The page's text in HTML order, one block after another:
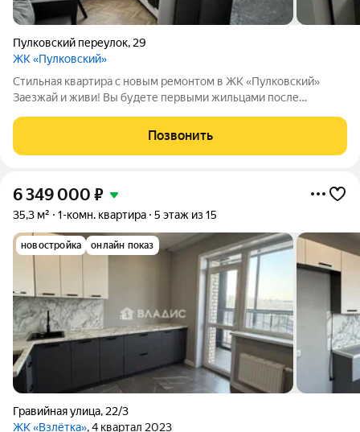
Пулковский переулок, 29
ЖК «Пулковский»
Стильная квартира с новым ремонтом в ЖК «Пулковский»
Заезжай и живи! Вы будете первыми жильцами после
квартира в современном жилом комплексе «Пульковский».
Идеальный вариант для тех, кто не
Позвонить
6 349 000 ₽
35,3 м² 1-комн. квартира 5 этаж из 15
новостройка онлайн показ
Гравийная улица, 22/3
ЖК «Взлётка», 4 квартал 2023